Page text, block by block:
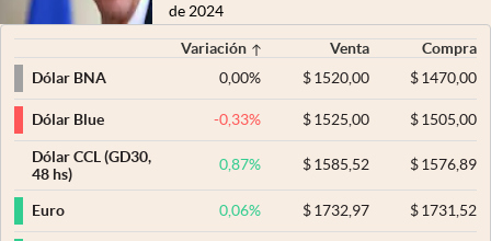
de 2024
Variación Venta
Compra
Dólar BNA
0,00% $ 1520,00 $1470,00
Dólar Blue -0,33% $ 1525,00 $1505,00
Dólar CCL (GD30,
48 hs)
0,87% $ 1585,52 $1576,89
Euro 0,06% $ 1732,97 $1731,52